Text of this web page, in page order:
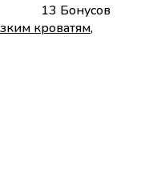
13 Бонусов
кроватям,